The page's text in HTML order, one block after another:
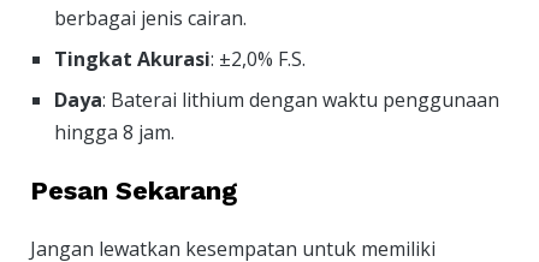
berbagai jenis cairan.
Tingkat Akurasi: ±2,0% F.S.
Daya: Baterai lithium dengan waktu penggunaan
hingga 8 jam.
Pesan Sekarang
Jangan lewatkan kesempatan untuk memiliki